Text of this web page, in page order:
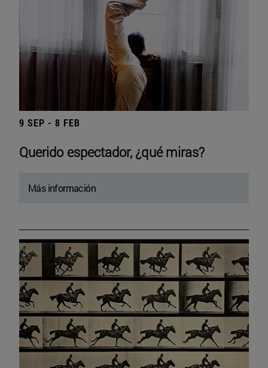
9 SEP - 8 FEB
Querido espectador, ¿qué miras?
Más información